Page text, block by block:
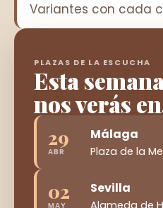
Variantes con cada
PLAZAS DE LA ESCUCHA
Esta
nos verás
29
ABR
Málaga
Plaza de la
02
MAY
Sevilla
Alameda de